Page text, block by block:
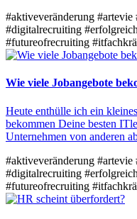
#aktiveveränderung #artevie
#digitalrecruiting
#futureofrecruiting
Wie viele Jobangebote
Heute enthülle ich ein
bekommen Deine besten
Unternehmen von anderen
#aktiveveränderung #artevie
#digitalrecruiting
#futureofrecruiting